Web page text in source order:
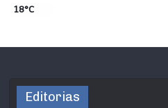
18°C
Editorias